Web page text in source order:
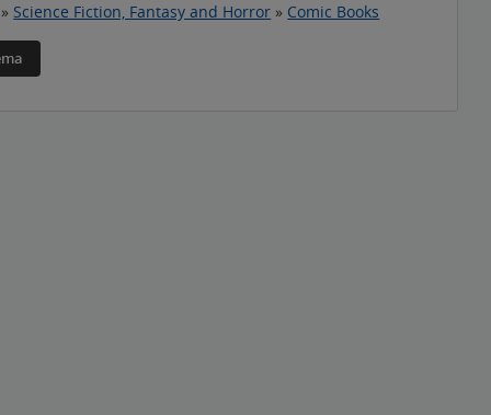
» Science Fiction, Fantasy and Horror » Comic Books